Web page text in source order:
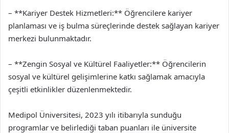
– **Kariyer Destek Hizmetleri:** Öğrencilere kariyer
planlaması ve iş bulma süreçlerinde destek sağlayan kariyer
merkezi bulunmaktadır.
– **Zengin Sosyal ve Kültürel Faaliyetler:** Öğrencilerin
sosyal ve kültürel gelişimlerine katkı sağlamak amacıyla
çeşitli etkinlikler düzenlenmektedir.
Medipol Üniversitesi, 2023 yılı itibarıyla sunduğu
programlar ve belirlediği taban puanları ile üniversite